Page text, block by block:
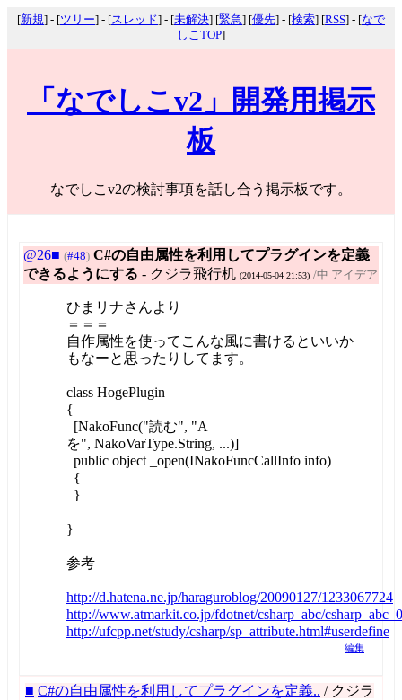
[新規] - [ツリー] - [スレッド] - [未解決] [緊急] [優先] - [検索] [RSS] - [なで
しこTOP]
「なでしこv2」開発用掲示
板
なでしこv2の検討事項を話し合う掲示板です。
@26■ (#48) C#の自由属性を利用してプラグインを定義
できるようにする - クジラ飛行机 (2014-05-04 21:53) /中 アイデア
ひまリナさんより
＝＝＝
自作属性を使ってこんな風に書けるといいか
もなーと思ったりしてます。
class HogePlugin
{
[NakoFunc("読む", "A
を", NakoVarType.String, ...)]
public object _open(INakoFuncCallInfo info)
{
}
}
参考
http://d.hatena.ne.jp/haraguroblog/20090127/1233067724
http://www.atmarkit.co.jp/fdotnet/csharp_abc/
http://ufcpp.net/study/csharp/sp_attribute.html#userdefine
編集
■ C#の自由属性を利用してプラグインを定義.. / クジラ